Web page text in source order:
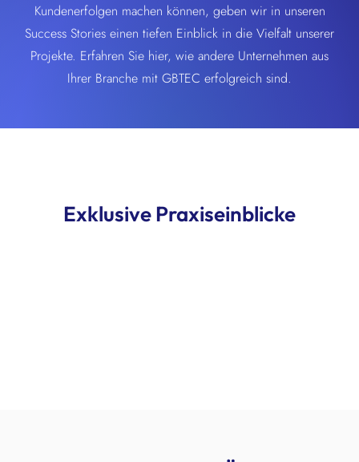
Kundenerfolgen machen können, geben wir in unseren
Success Stories einen tiefen Einblick in die Vielfalt unserer
Projekte. Erfahren Sie hier, wie andere Unternehmen aus
Ihrer Branche mit GBTEC erfolgreich sind.
Exklusive Praxiseinblicke